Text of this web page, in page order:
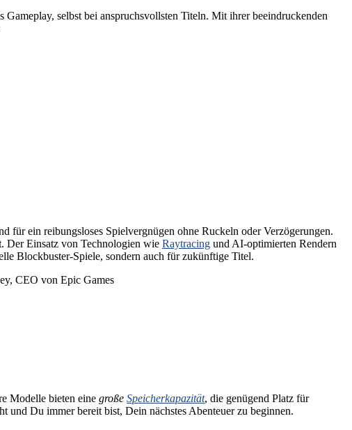
selbst bei anspruchsvollsten Titeln. Mit ihrer beeindruckenden
für ein reibungsloses Spielvergnügen ohne Ruckeln oder Verzögerungen.
Der Einsatz von Technologien wie Raytracing und AI-optimierten Rendern
Blockbuster-Spiele, sondern auch für zukünftige Titel.
CEO von Epic Games
Modelle bieten eine große Speicherkapazität, die genügend Platz für
und Du immer bereit bist, Dein nächstes Abenteuer zu beginnen.